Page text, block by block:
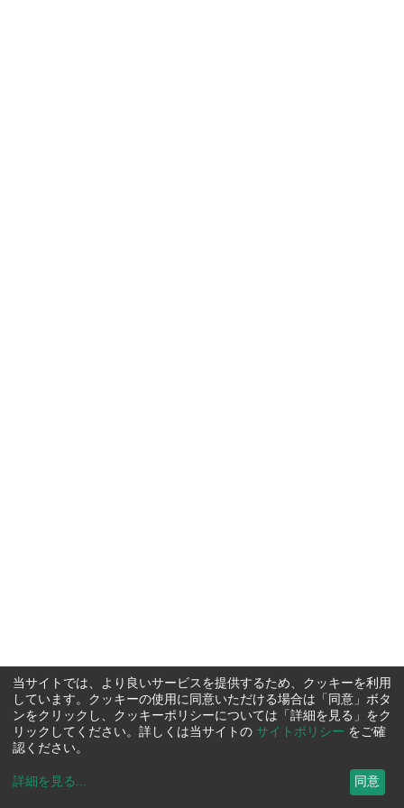
当サイトでは、より良いサービスを提供するため、クッキーを利用
しています。クッキーの使用に同意いただける場合は「同意」ボタ
ンをクリックし、クッキーポリシーについては「詳細を見る」をク
リックしてください。詳しくは当サイトの サイトポリシー をご確
認ください。
詳細を見る ... 同意